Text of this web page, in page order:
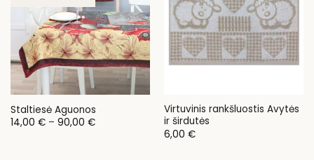
Staltiesė Aguonos
14,00 € – 90,00 €Price
Virtuvinis rankšluostis Avytės
ir širdutės
6,00 €